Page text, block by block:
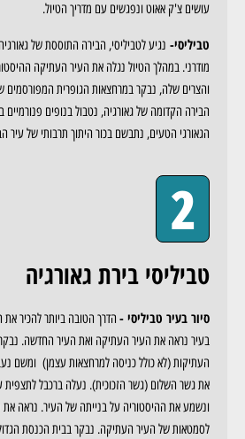
עושים צ'ק אאוט ונפגשים עם מדריך הטיול.
טביליסי- נגיע לטביליסי, הבירה התוססת של
מודרני. במהלך הטיול נגלה את העיר העתיקה
והצרים שלה, נבקר במרחצאות הגופרית המפורסמים
הבירה הקדומה של גאורגיה, נטבול בנופים
הגאורגי הטעים, נתבשם בכור היתוך תרבותי של עיר
2
טביליסי בירת גאורגיה
סיור בעיר טביליסי - הדרך הטובה ביותר להכיר את
בעיר נראה את העיר העתיקה ואת העיר החדשה.
העתיקות (לא כולל כניסה למרחצאות עצמן) ומשם
את גשר השלום (גשר הזכוכית). נעלה ברכבל לתצפית
ונשמע את ההיסטוריה על בנייתה של העיר. נראה את
לסמטאות של העיר העתיקה. נבקר בבית הכנסת